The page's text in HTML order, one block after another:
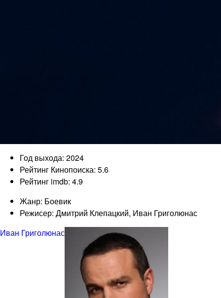
Год выхода: 2024
Рейтинг Кинопоиска: 5.6
Рейтинг imdb: 4.9
Жанр: Боевик
Режисер: Дмитрий Клепацкий, Иван Григолюнас
Иван Григолюнас